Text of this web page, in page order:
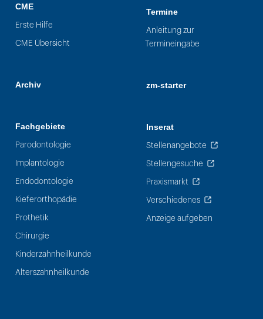
CME
Erste Hilfe
CME Übersicht
Archiv
Fachgebiete
Parodontologie
Implantologie
Endodontologie
Kieferorthopädie
Prothetik
Chirurgie
Kinderzahnheilkunde
Alterszahnheilkunde
Termine
Anleitung zur
Termineingabe
zm-starter
Inserat
Stellenangebote
Stellengesuche
Praxismarkt
Verschiedenes
Anzeige aufgeben